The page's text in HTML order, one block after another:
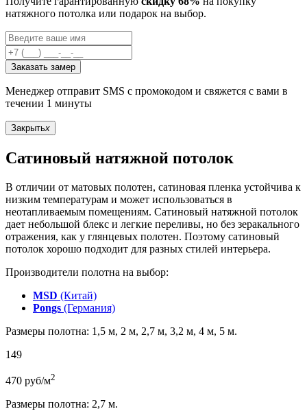
натяжного потолка или подарок на выбор.
Заказать замер
Менеджер отправит SMS с промокодом и свяжется с вами в
течении 1 минуты
Закрытьx
Сатиновый натяжной потолок
В отличии от матовых полотен, сатиновая пленка устойчива к
низким температурам и может использоваться в
неотапливаемым помещениям. Сатиновый натяжной потолок
дает небольшой блекс и легкие переливы, но без зеракального
отражения, как у глянцевых полотен. Поэтому сатиновый
потолок хорошо подходит для разных стилей интерьера.
Производители полотна на выбор:
MSD (Китай)
Pongs (Германия)
Размеры полотна: 1,5 м, 2 м, 2,7 м, 3,2 м, 4 м, 5 м.
149
470 руб/м2
Размеры полотна: 2,7 м.